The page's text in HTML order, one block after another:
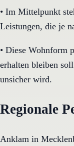
• Im Mittelpunkt
Leistungen, die je
• Diese Wohnform
erhalten bleiben
unsicher wird.
Regionale
Anklam in